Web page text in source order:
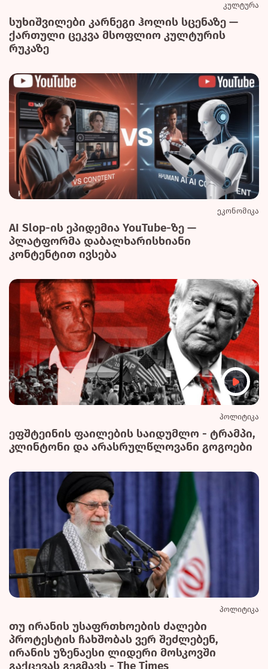
კულტურა
სუხიშვილები კარნეგი ჰოლის სცენაზე —
ქართული ცეკვა მსოფლიო კულტურის
რუკაზე
ეკონომიკა
AI Slop-ის ეპიდემია YouTube-ზე —
პლატფორმა დაბალხარისხიანი
კონტენტით ივსება
პოლიტიკა
ეფშტეინის ფაილების საიდუმლო - ტრამპი,
კლინტონი და არასრულწლოვანი გოგოები
პოლიტიკა
თუ ირანის უსაფრთხოების ძალები
პროტესტის ჩახშობას ვერ შეძლებენ,
ირანის უზენაესი ლიდერი მოსკოვში
გაქცევას გეგმავს - The Times